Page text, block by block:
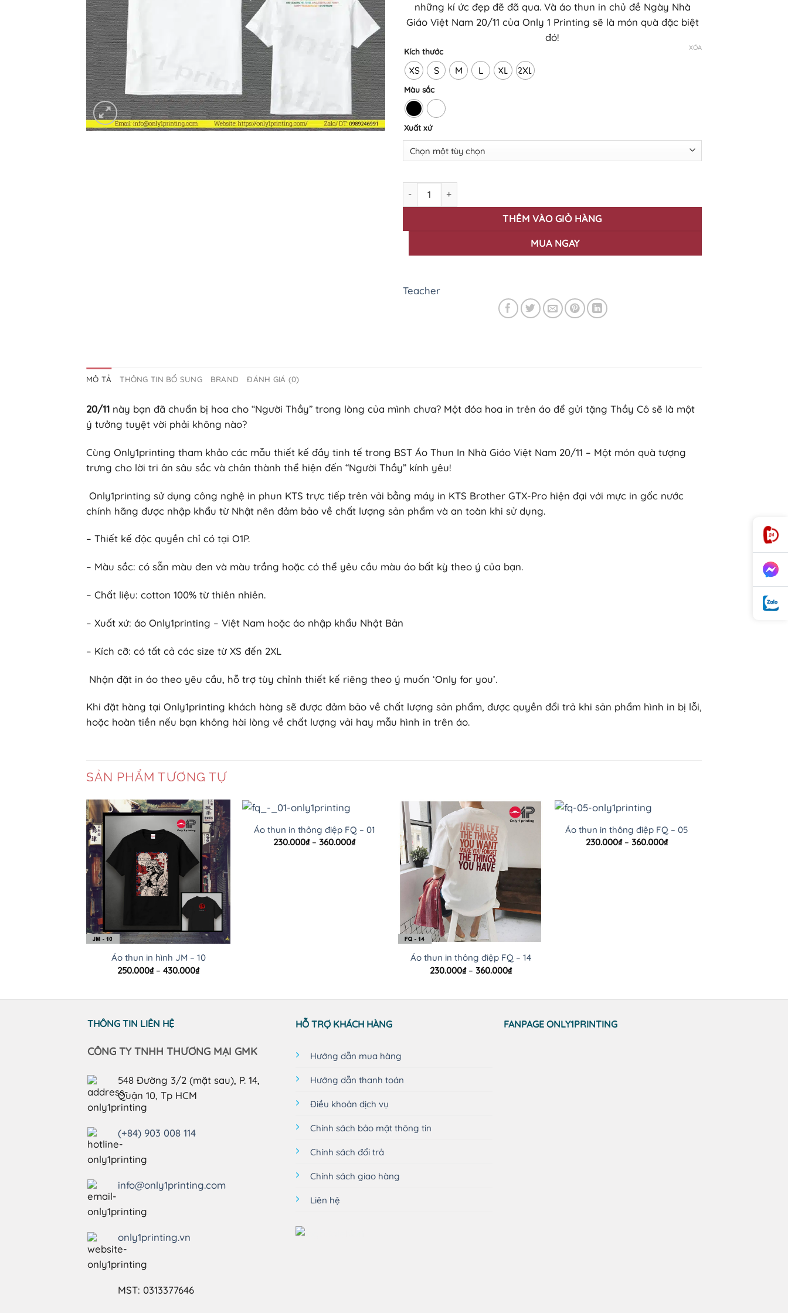
những kí ức đẹp đẽ đã qua. Và áo thun in chủ đề Ngày Nhà
Giáo Việt Nam 20/11 của Only 1 Printing sẽ là món quà đặc biệt
đó!
Kích thước
XS S M L XL 2XL
Màu sắc
Xuất xứ
XÓA
THÊM VÀO GIỎ HÀNG
MUA NGAY
Teacher
MÔ TẢ THÔNG TIN BỔ SUNG BRAND ĐÁNH GIÁ (0)
20/11 này bạn đã chuẩn bị hoa cho “Người Thầy” trong lòng của mình chưa? Một đóa hoa in trên áo để gửi tặng Thầy Cô sẽ là một
ý tưởng tuyệt vời phải không nào?
Cùng Only1printing tham khảo các mẫu thiết kế đầy tinh tế trong BST Áo Thun In Nhà Giáo Việt Nam 20/11 – Một món quà tượng
trưng cho lời tri ân sâu sắc và chân thành thể hiện đến “Người Thầy” kính yêu!
Only1printing sử dụng công nghệ in phun KTS trực tiếp trên vải bằng máy in KTS Brother GTX-Pro hiện đại với mực in gốc nước
chính hãng được nhập khẩu từ Nhật nên đảm bảo về chất lượng sản phẩm và an toàn khi sử dụng.
– Thiết kế độc quyền chỉ có tại O1P.
– Màu sắc: có sẵn màu đen và màu trắng hoặc có thể yêu cầu màu áo bất kỳ theo ý của bạn.
– Chất liệu: cotton 100% từ thiên nhiên.
– Xuất xứ: áo Only1printing – Việt Nam hoặc áo nhập khẩu Nhật Bản
– Kích cỡ: có tất cả các size từ XS đến 2XL
Nhận đặt in áo theo yêu cầu, hỗ trợ tùy chỉnh thiết kế riêng theo ý muốn ‘Only for you’.
Khi đặt hàng tại Only1printing khách hàng sẽ được đảm bảo về chất lượng sản phẩm, được quyền đổi trả khi sản phẩm hình in bị lỗi,
hoặc hoàn tiền nếu bạn không hài lòng về chất lượng vải hay mẫu hình in trên áo.
SẢN PHẨM TƯƠNG TỰ
Áo thun in hình JM – 10
250.000₫ – 430.000₫Khoảng
250.000₫
Áo thun in thông điệp FQ – 01
230.000₫ – 360.000₫Khoảng
Áo thun in thông điệp FQ – 14
230.000₫ – 360.000₫Khoảng
230.000₫
Áo thun in thông điệp FQ – 05
230.000₫ – 360.000₫Khoảng
THÔNG TIN LIÊN HỆ
CÔNG TY TNHH THƯƠNG MẠI GMK
548 Đường 3/2 (mặt sau), P. 14,
Quận 10, Tp HCM
(+84) 903 008 114
info@only1printing.com
only1printing.vn
MST: 0313377646
HỖ TRỢ KHÁCH HÀNG
Hướng dẫn mua hàng
Hướng dẫn thanh toán
Điều khoản dịch vụ
Chính sách bảo mật thông tin
Chính sách đổi trả
Chính sách giao hàng
Liên hệ
FANPAGE ONLY1PRINTING